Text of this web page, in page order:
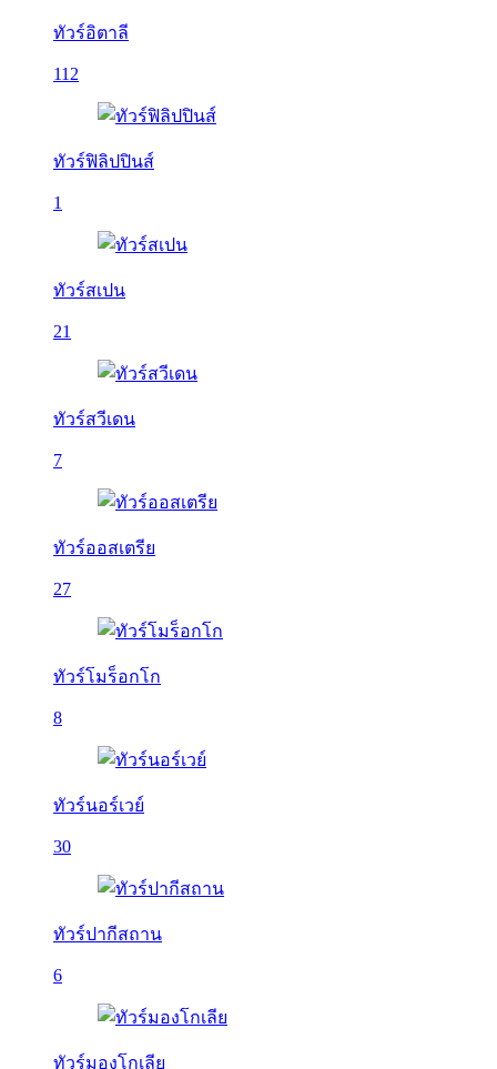
ทัวร์อิตาลี
112
ทัวร์ฟิลิปปินส์
1
ทัวร์สเปน
21
ทัวร์สวีเดน
7
ทัวร์ออสเตรีย
27
ทัวร์โมร็อกโก
8
ทัวร์นอร์เวย์
30
ทัวร์ปากีสถาน
6
ทัวร์มองโกเลีย